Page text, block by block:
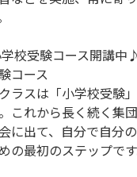
学校受験コース開講中♪
コース
ラスは「小学校受験
これから長く続く集
に出て、自分で自分
の最初のステップです